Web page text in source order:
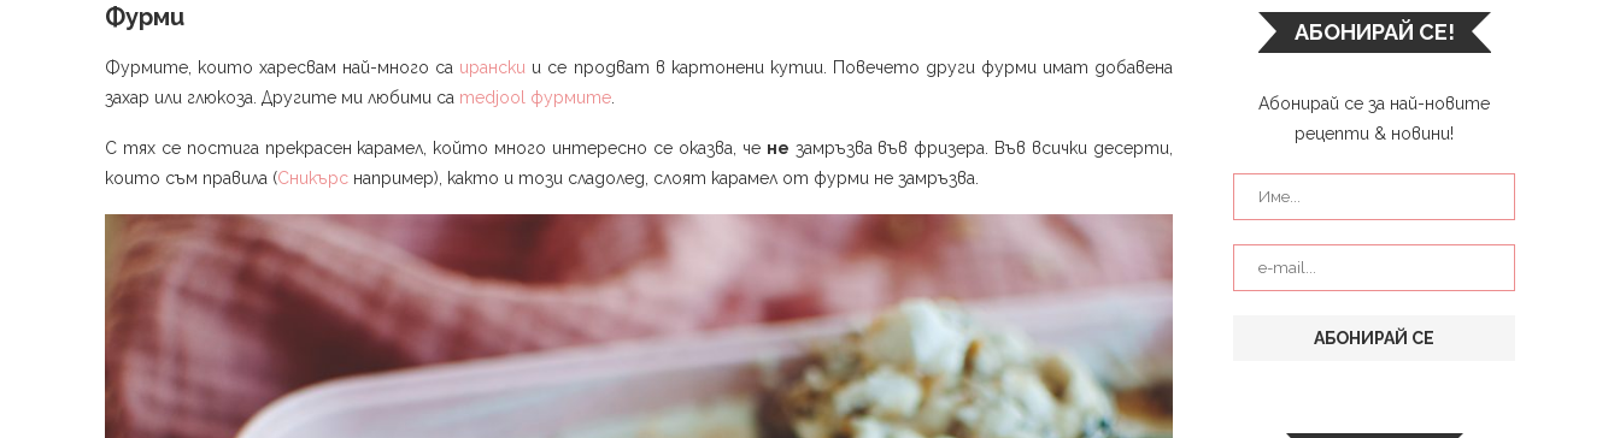
Фурми
Фурмите, които харесвам най-много са ирански и се продват в картонени кутии. Повечето други фурми имат добавена
захар или глюкоза. Другите ми любими са medjool фурмите
С тях се постига прекрасен карамел, който много интересно се оказва, че не замръзва във фризера. Във всички десерти,
които съм правила (Сникърс например), както и този сладолед, слоят карамел от фурми не замръзва.
АБОНИРАЙ СЕ!
Абонирай се за най-новите
рецепти & новини!